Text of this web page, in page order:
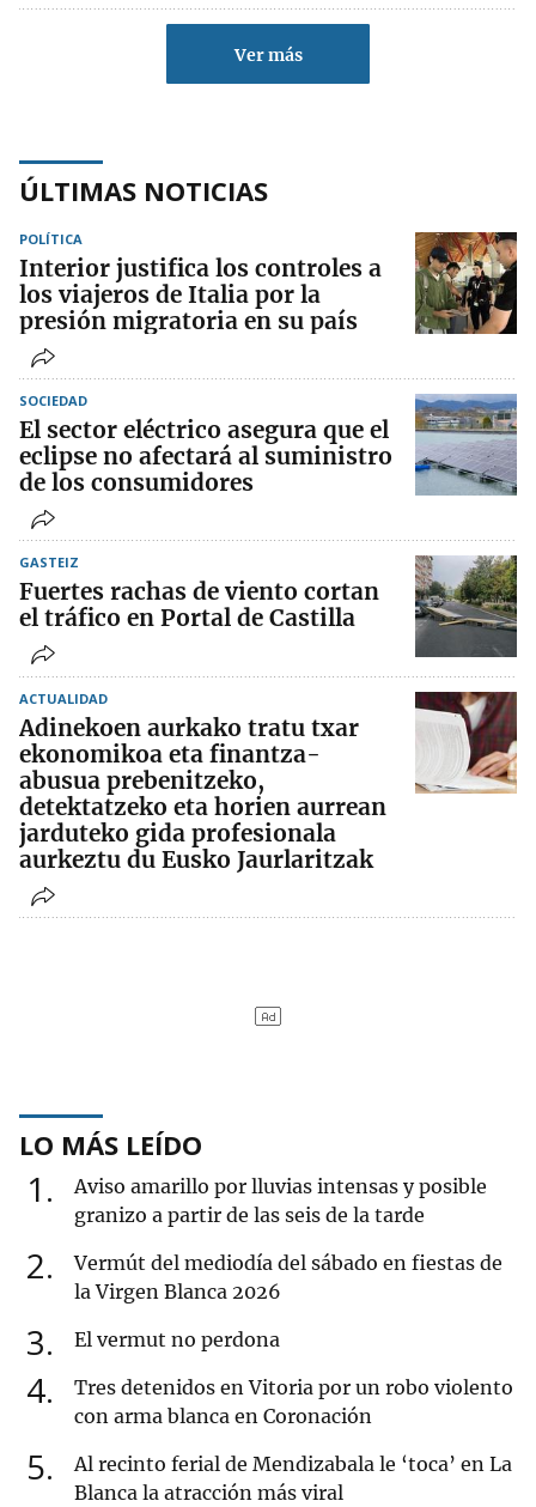
Ver más
ÚLTIMAS NOTICIAS
POLÍTICA
Interior justifica los controles a
los viajeros de Italia por la
presión migratoria en su país
SOCIEDAD
El sector eléctrico asegura que el
eclipse no afectará al suministro
de los consumidores
GASTEIZ
Fuertes rachas de viento cortan
el tráfico en Portal de Castilla
ACTUALIDAD
Adinekoen aurkako tratu txar
ekonomikoa eta finantza-
abusua prebenitzeko,
detektatzeko eta horien aurrean
jarduteko gida profesionala
aurkeztu du Eusko Jaurlaritzak
LO MÁS LEÍDO
1
Aviso amarillo por lluvias intensas y posible
granizo a partir de las seis de la tarde
2
Vermút del mediodía del sábado en fiestas de
la Virgen Blanca 2026
3 El vermut no perdona
4
Tres detenidos en Vitoria por un robo violento
con arma blanca en Coronación
5
Al recinto ferial de Mendizabala le ‘toca’ en La
Blanca la atracción más viral